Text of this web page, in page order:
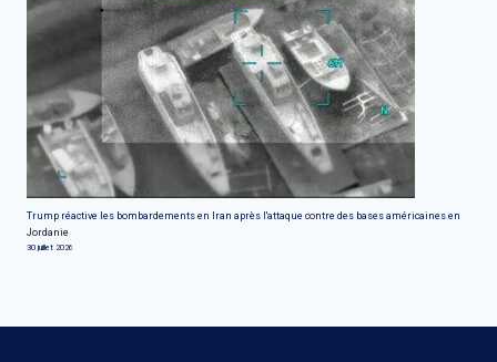
Trump réactive les bombardements en Iran après l'attaque contre des bases américaines en
Jordanie
30 juillet 2026